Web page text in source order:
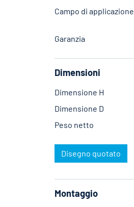
Campo di applicazione
Garanzia
Dimensioni
Dimensione H
Dimensione D
Peso netto
Disegno quotato
Montaggio